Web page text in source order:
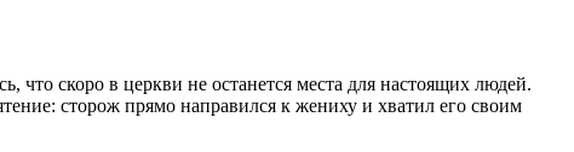
скоро в церкви не останется места для настоящих людей.
сторож прямо направился к жениху и хватил его своим